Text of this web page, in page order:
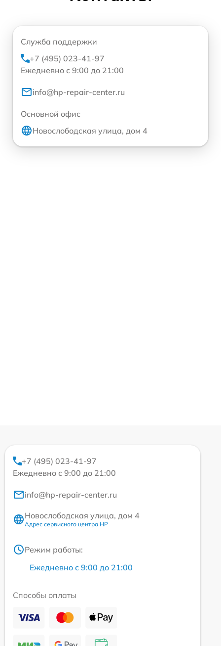
Служба поддержки
+7 (495) 023-41-97
Ежедневно с 9:00 до 21:00
info@hp-repair-center.ru
Основной офис
Новослободская улица, дом 4
+7 (495) 023-41-97
Ежедневно с 9:00 до 21:00
info@hp-repair-center.ru
Новослободская улица, дом 4
Адрес сервисного центра HP
Режим работы:
Ежедневно с 9:00 до 21:00
Способы оплаты